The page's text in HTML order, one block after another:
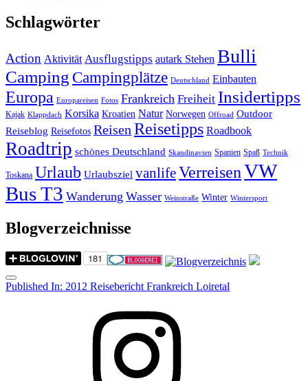
Schlagwörter
Action Aktivität Ausflugstipps autark Stehen Bulli
Camping Campingplätze Deutschland Einbauten
Europa Europareisen Fotos Frankreich Freiheit Insidertipps
Kajak Klappdach Korsika Kroatien Natur Norwegen Offroad Outdoor
Reiseblog Reisefotos ReisenReisetipps Roadbook
Roadtrip schönes Deutschland Skandinavien Spanien Spaß Technik
Toskana Urlaub Urlaubsziel vanlifeVerreisenVW
Bus T3 Wanderung Wasser Weinstraße Winter Wintersport
Blogverzeichnisse
Menu
Post
Published In: 2012 Reisebericht Frankreich Loiretal